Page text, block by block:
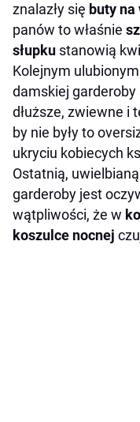
znalazły się buty
panów to właśnie
słupku stanowią
Kolejnym
damskiej garderoby
dłuższe, zwiewne i
by nie były to
ukryciu kobiecych
Ostatnią,
garderoby jest
wątpliwości, że w
koszulce nocnej